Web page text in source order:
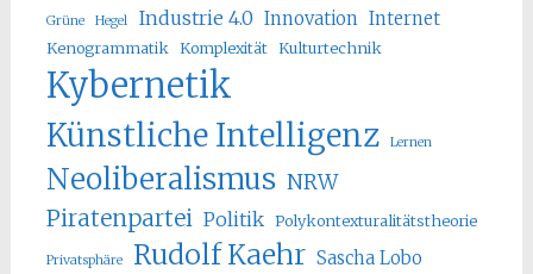
Grüne Hegel Industrie 4.0 Innovation Internet
Kenogrammatik Komplexität Kulturtechnik
Kybernetik
Künstliche Intelligenz Lernen
Neoliberalismus NRW
Piratenpartei Politik Polykontexturalitätstheorie
Privatsphäre Rudolf Kaehr Sascha Lobo